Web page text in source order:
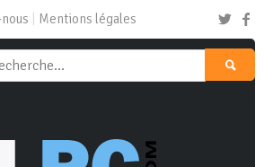
Mentions légales